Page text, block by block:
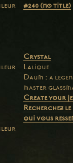
#240 (no title)
Crystal
Lalique
Daum : a
master
Create your
Recherchez
qui vous